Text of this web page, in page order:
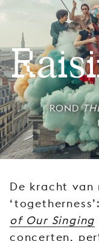
RAISING VOICES
ROND
De kracht van
of Our Singing
concerten,